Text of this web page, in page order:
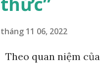
tháng 11 06, 2022
Theo quan niệm